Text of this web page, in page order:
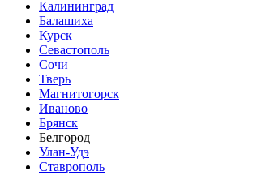
Калининград
Балашиха
Курск
Севастополь
Сочи
Тверь
Магнитогорск
Иваново
Брянск
Белгород
Улан-Удэ
Ставрополь